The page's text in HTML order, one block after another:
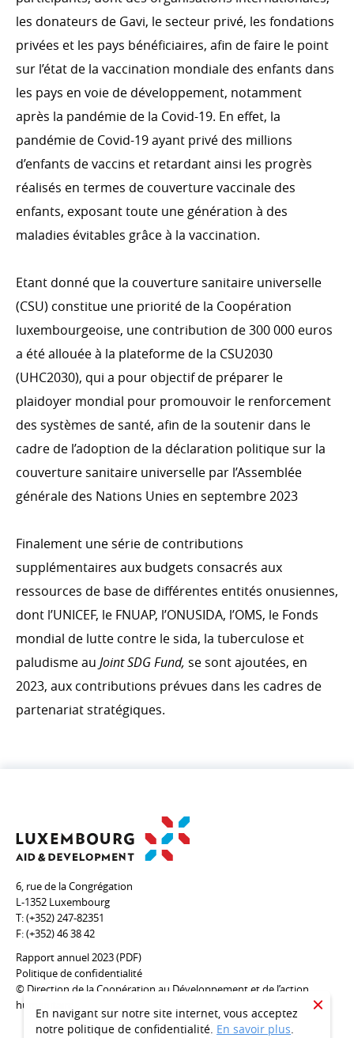
CLOSE
En navigant sur notre site internet, vous acceptez
notre politique de confidentialité. En savoir plus.
les donateurs de Gavi, le secteur privé, les fondations
privées et les pays bénéficiaires, afin de faire le point
sur l’état de la vaccination mondiale des enfants dans
les pays en voie de développement, notamment
après la pandémie de la Covid-19. En effet, la
pandémie de Covid-19 ayant privé des millions
d’enfants de vaccins et retardant ainsi les progrès
réalisés en termes de couverture vaccinale des
enfants, exposant toute une génération à des
maladies évitables grâce à la vaccination.
Etant donné que la couverture sanitaire universelle
(CSU) constitue une priorité de la Coopération
luxembourgeoise, une contribution de 300 000 euros
a été allouée à la plateforme de la CSU2030
(UHC2030), qui a pour objectif de préparer le
plaidoyer mondial pour promouvoir le renforcement
des systèmes de santé, afin de la soutenir dans le
cadre de l’adoption de la déclaration politique sur la
couverture sanitaire universelle par l’Assemblée
générale des Nations Unies en septembre 2023
Finalement une série de contributions
supplémentaires aux budgets consacrés aux
ressources de base de différentes entités onusiennes,
dont l’UNICEF, le FNUAP, l’ONUSIDA, l’OMS, le Fonds
mondial de lutte contre le sida, la tuberculose et
paludisme au Joint SDG Fund, se sont ajoutées, en
2023, aux contributions prévues dans les cadres de
partenariat stratégiques.
6, rue de la Congrégation
L-1352 Luxembourg
T:(+352) 247-82351
F:(+352) 46 38 42
Rapport annuel 2023 (PDF)
Politique de confidentialité
© Direction de la Coopération au Développement et de l’action
humanitaire